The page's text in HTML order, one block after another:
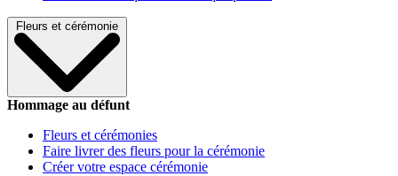
Fleurs et cérémonie
Hommage au défunt
Fleurs et cérémonies
Faire livrer des fleurs pour la cérémonie
Créer votre espace cérémonie